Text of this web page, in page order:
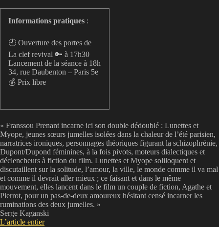
Informations pratiques :
🕘 Ouverture des portes de
La clef revival 🔑 à 17h30
Lancement de la séance à 18h
34, rue Daubenton – Paris 5e
💰 Prix libre
« Franssou Prenant incarne ici son double dédoublé : Lunettes et
Myope, jeunes sœurs jumelles isolées dans la chaleur de l’été parisien,
narratrices ironiques, personnages théoriques figurant la schizophrénie,
Dupont/Dupond féminines, à la fois pivots, moteurs dialectiques et
déclencheurs à fiction du film. Lunettes et Myope soliloquent et
discutaillent sur la solitude, l’amour, la ville, le monde comme il va mal
et comme il devrait aller mieux ; ce faisant et dans le même
mouvement, elles lancent dans le film un couple de fiction, Agathe et
Pierrot, pour un pas-de-deux amoureux hésitant censé incarner les
ruminations des deux jumelles. »
Serge Kaganski
L’article entier